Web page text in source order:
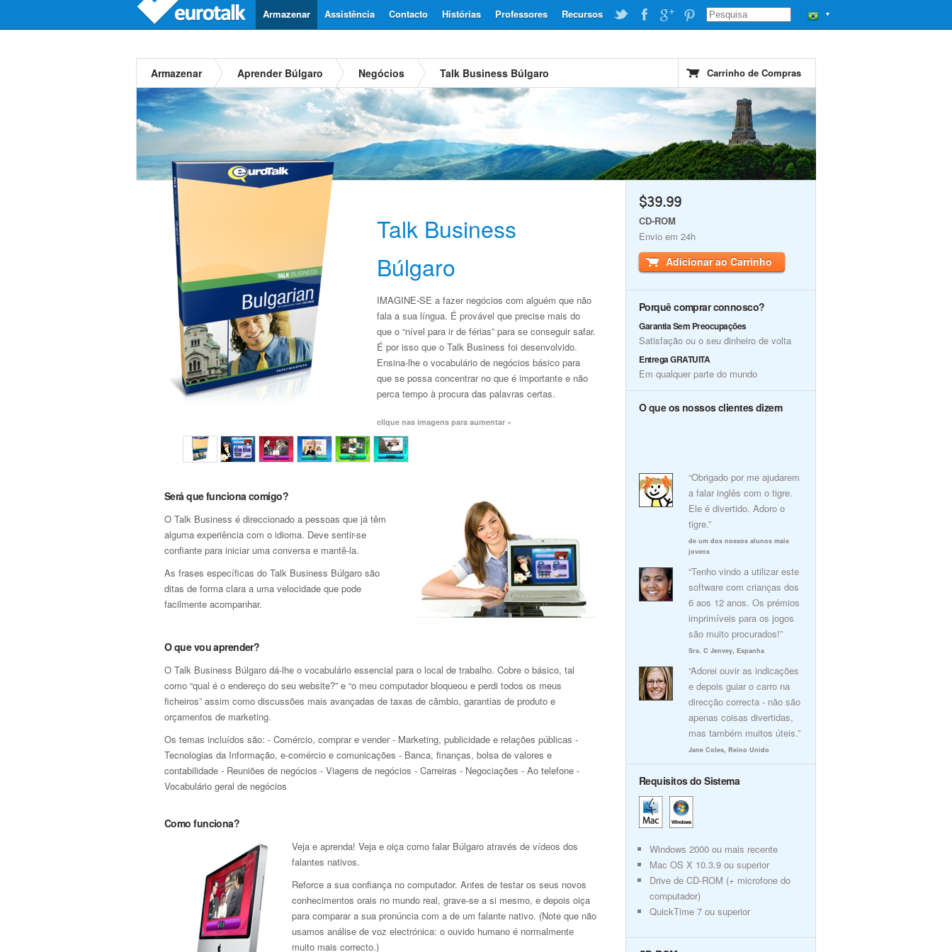
▼
Recursos
Professores
Histórias
Contacto
Assistência
Armazenar
Armazenar Aprender Búlgaro Negócios Talk Business Búlgaro Carrinho de Compras
Talk Business
Búlgaro
IMAGINE-SE a fazer negócios com alguém que não
fala a sua língua. É provável que precise mais do
que o “nível para ir de férias” para se conseguir safar.
É por isso que o Talk Business foi desenvolvido.
Ensina-lhe o vocabulário de negócios básico para
que se possa concentrar no que é importante e não
perca tempo à procura das palavras certas.
clique nas imagens para aumentar »
Será que funciona comigo?
O Talk Business é direccionado a pessoas que já têm
alguma experiência com o idioma. Deve sentir-se
confiante para iniciar uma conversa e mantê-la.
As frases específicas do Talk Business Búlgaro são
ditas de forma clara a uma velocidade que pode
facilmente acompanhar.
O que vou aprender?
O Talk Business Búlgaro dá-lhe o vocabulário essencial para o local de trabalho. Cobre o básico, tal
como “qual é o endereço do seu website?” e “o meu computador bloqueou e perdi todos os meus
ficheiros” assim como discussões mais avançadas de taxas de câmbio, garantias de produto e
orçamentos de marketing.
Os temas incluídos são: - Comércio, comprar e vender - Marketing, publicidade e relações públicas -
Tecnologias da Informação, e-comércio e comunicações - Banca, finanças, bolsa de valores e
contabilidade - Reuniões de negócios - Viagens de negócios - Carreiras - Negociações - Ao telefone -
Vocabulário geral de negócios
Como funciona?
Veja e aprenda! Veja e oiça como falar Búlgaro através de vídeos dos
falantes nativos.
Reforce a sua confiança no computador. Antes de testar os seus novos
conhecimentos orais no mundo real, grave-se a si mesmo, e depois oiça
para comparar a sua pronúncia com a de um falante nativo. (Note que não
usamos análise de voz electrónica: o ouvido humano é normalmente
muito mais correcto.)
$39.99
CD-ROM
Envio em 24h
Adicionar ao Carrinho
Porquê comprar connosco?
Garantia Sem Preocupações
Satisfação ou o seu dinheiro de volta
Entrega GRATUITA
Em qualquer parte do mundo
O que os nossos clientes dizem
“Obrigado por me ajudarem
a falar inglês com o tigre.
Ele é divertido. Adoro o
tigre.”
de um dos nossos alunos mais
jovens
“Tenho vindo a utilizar este
software com crianças dos
6 aos 12 anos. Os prémios
imprimíveis para os jogos
são muito procurados!”
Sra. C Jenvey, Espanha
“Adorei ouvir as indicações
e depois guiar o carro na
direcção correcta - não são
apenas coisas divertidas,
mas também muitos úteis.”
Jane Coles, Reino Unido
Requisitos do Sistema
Windows 2000 ou mais recente
Mac OS X 10.3.9 ou superior
Drive de CD-ROM (+ microfone do
computador)
QuickTime 7 ou superior